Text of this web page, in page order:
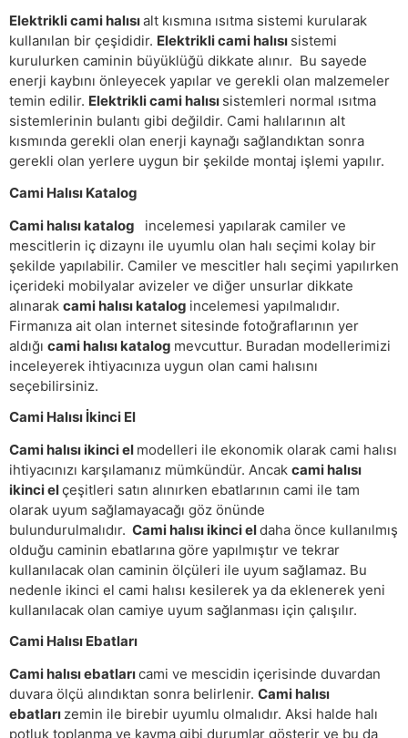
Elektrikli cami halısıalt kısmına ısıtma sistemi kurularak
kullanılan bir çeşididir. Elektrikli cami halısı sistemi
kurulurken caminin büyüklüğü dikkate alınır. Bu sayede
enerji kaybını önleyecek yapılar ve gerekli olan malzemeler
temin edilir. Elektrikli cami halısı sistemleri normal ısıtma
sistemlerinin bulantı gibi değildir. Cami halılarının alt
kısmında gerekli olan enerji kaynağı sağlandıktan sonra
gerekli olan yerlere uygun bir şekilde montaj işlemi yapılır.
Cami Halısı Katalog
Cami halısı katalog
incelemesi yapılarak camiler ve
mescitlerin iç dizaynı ile uyumlu olan halı seçimi kolay bir
şekilde yapılabilir. Camiler ve mescitler halı seçimi yapılırken
içerideki mobilyalar avizeler ve diğer unsurlar dikkate
alınarak cami halısı katalog incelemesi yapılmalıdır.
Firmanıza ait olan internet sitesinde fotoğraflarının yer
aldığı cami halısı katalog mevcuttur. Buradan modellerimizi
inceleyerek ihtiyacınıza uygun olan cami halısını
seçebilirsiniz.
Cami Halısı İkinci El
Cami halısı ikinci el modelleri ile ekonomik olarak cami halısı
ihtiyacınızı karşılamanız mümkündür. Ancak cami halısı
ikinci elçeşitleri satın alınırken ebatlarının cami ile tam
olarak uyum sağlamayacağı göz önünde
bulundurulmalıdır. Cami halısı ikinci eldaha önce kullanılmış
olduğu caminin ebatlarına göre yapılmıştır ve tekrar
kullanılacak olan caminin ölçüleri ile uyum sağlamaz. Bu
nedenle ikinci el cami halısı kesilerek ya da eklenerek yeni
kullanılacak olan camiye uyum sağlanması için çalışılır.
Cami Halısı Ebatları
Cami halısı ebatlarıcami ve mescidin içerisinde duvardan
duvara ölçü alındıktan sonra belirlenir. Cami halısı
ebatları zemin ile birebir uyumlu olmalıdır. Aksi halde halı
potluk toplanma ve kayma gibi durumlar gösterir ve bu da